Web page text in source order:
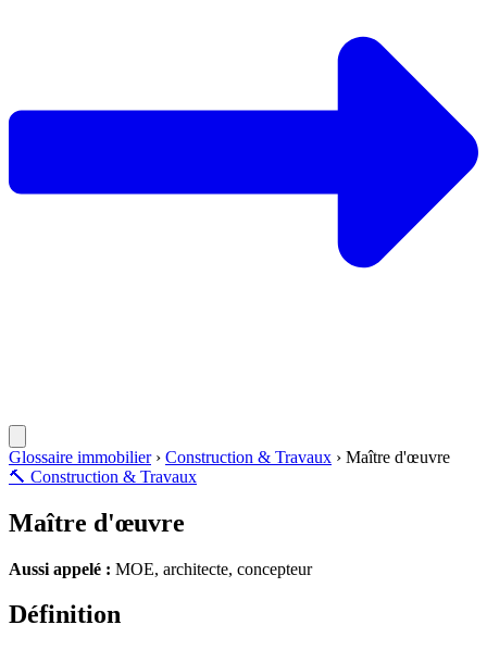
Glossaire immobilier› Construction & Travaux › Maître d'œuvre
🔨 Construction & Travaux
Maître d'œuvre
Aussi appelé : MOE, architecte, concepteur
Définition